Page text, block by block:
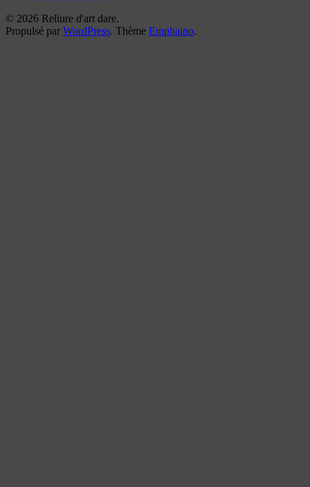
© 2026 Reliure d'art dare.
Propulsé par WordPress. Thème Emphaino.